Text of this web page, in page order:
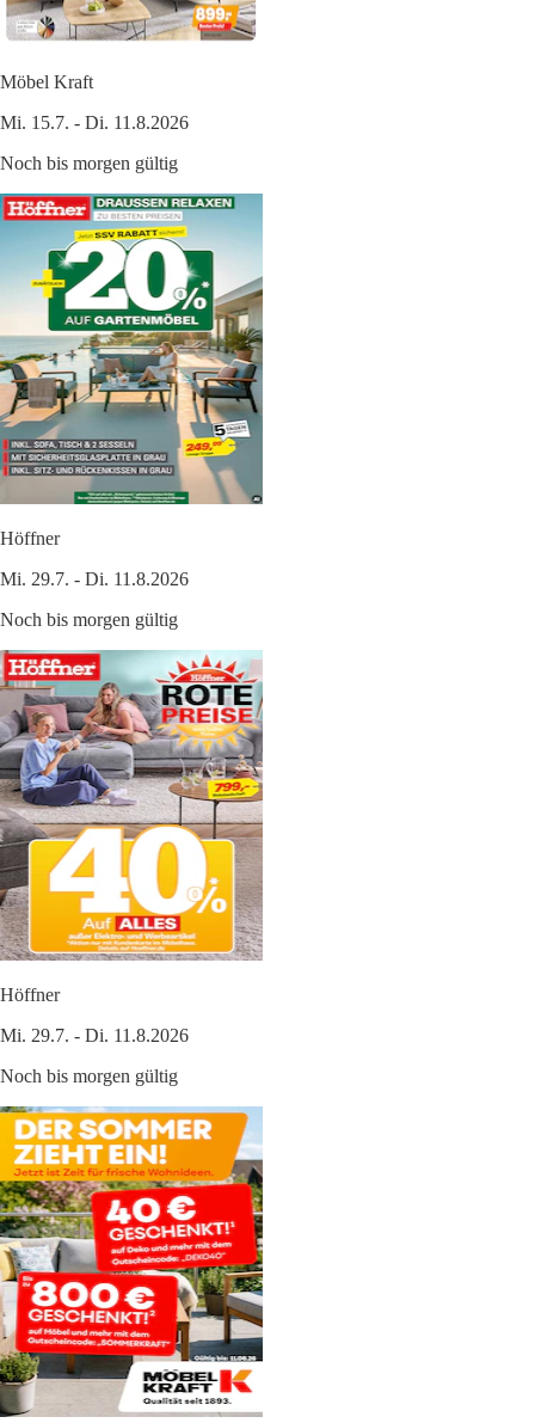
Möbel Kraft
Mi. 15.7. - Di. 11.8.2026
Noch bis morgen gültig
Höffner
Mi. 29.7. - Di. 11.8.2026
Noch bis morgen gültig
Höffner
Mi. 29.7. - Di. 11.8.2026
Noch bis morgen gültig